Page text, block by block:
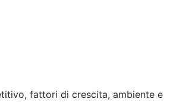
fattori di crescita, ambiente e